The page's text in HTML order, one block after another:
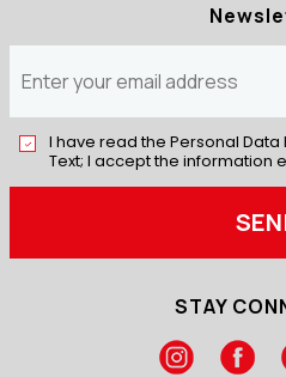
I have read the Personal
Text; I accept the information
STAY